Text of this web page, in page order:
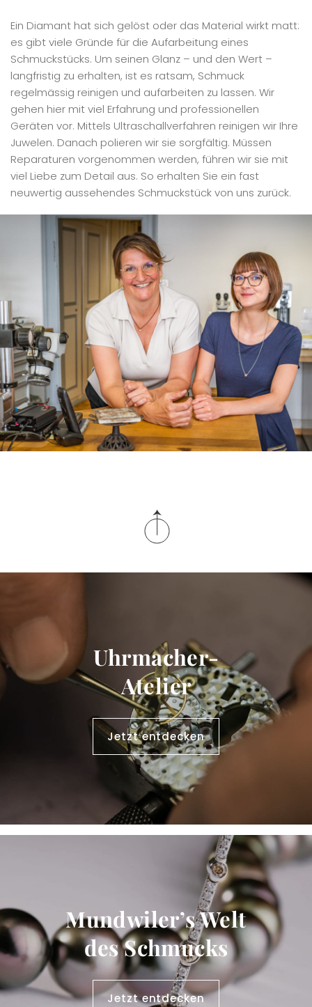
Ein Diamant hat sich gelöst oder das Material wirkt matt:
es gibt viele Gründe für die Aufarbeitung eines
Schmuckstücks. Um seinen Glanz – und den Wert –
langfristig zu erhalten, ist es ratsam, Schmuck
regelmässig reinigen und aufarbeiten zu lassen. Wir
gehen hier mit viel Erfahrung und professionellen
Geräten vor. Mittels Ultraschallverfahren reinigen wir Ihre
Juwelen. Danach polieren wir sie sorgfältig. Müssen
Reparaturen vorgenommen werden, führen wir sie mit
viel Liebe zum Detail aus. So erhalten Sie ein fast
neuwertig aussehendes Schmuckstück von uns zurück.
Uhrmacher-
Atelier
Jetzt entdecken
Mundwiler’s Welt
des Schmucks
Jetzt entdecken